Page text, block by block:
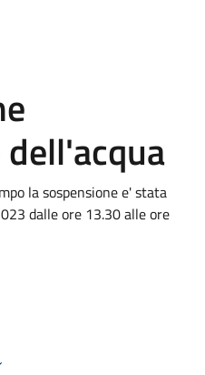
la sospensione e' stata
dalle ore 13.30 alle ore